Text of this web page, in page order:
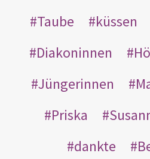
Taube
küssen
Diakoninnen
Jüngerinnen
Priska
dankte